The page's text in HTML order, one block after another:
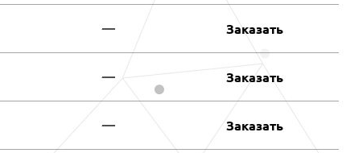
— Заказать
— Заказать
— Заказать